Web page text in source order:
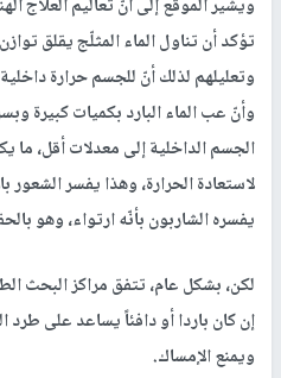
ويشير الموقع إلى أنّ تعاليم العلاج
تؤكد أن تناول الماء المثلّج يقلق
وأنّ عب الماء البارد بكميات كبيرة
الجسم الداخلية إلى معدلات أقل، ما
لاستعادة الحرارة، وهذا يفسر الشعور
يفسره الشاربون بأنّه ارتواء، وهو
لكن، بشكل عام، تتفق مراكز البحث
إن كان باردا أو دافئاً يساعد على
ويمنع الإمساك.